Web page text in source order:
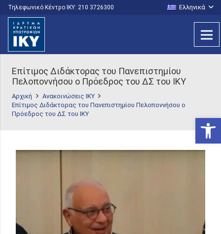
Τηλεφωνικό Κέντρο IKY: 210 3726300 Ελληνικά
Επίτιμος Διδάκτορας του Πανεπιστημίου
Πελοποννήσου ο Πρόεδρος του ΔΣ του ΙΚΥ
Αρχική
Ανακοινώσεις ΙΚΥ
Επίτιμος Διδάκτορας του Πανεπιστημίου Πελοποννήσου ο
Πρόεδρος του ΔΣ του ΙΚΥ